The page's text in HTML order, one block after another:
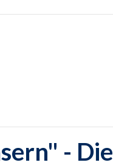
- Die